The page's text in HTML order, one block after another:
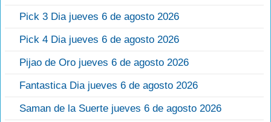
Pick 3 Dia jueves 6 de agosto 2026
Pick 4 Dia jueves 6 de agosto 2026
Pijao de Oro jueves 6 de agosto 2026
Fantastica Dia jueves 6 de agosto 2026
Saman de la Suerte jueves 6 de agosto 2026